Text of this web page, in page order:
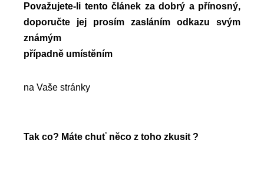
Považujete-li tento článek za dobrý a přínosný,
doporučte jej prosím zasláním odkazu svým
známým
případně umístěním
na Vaše stránky
Tak co? Máte chuť něco z toho zkusit ?